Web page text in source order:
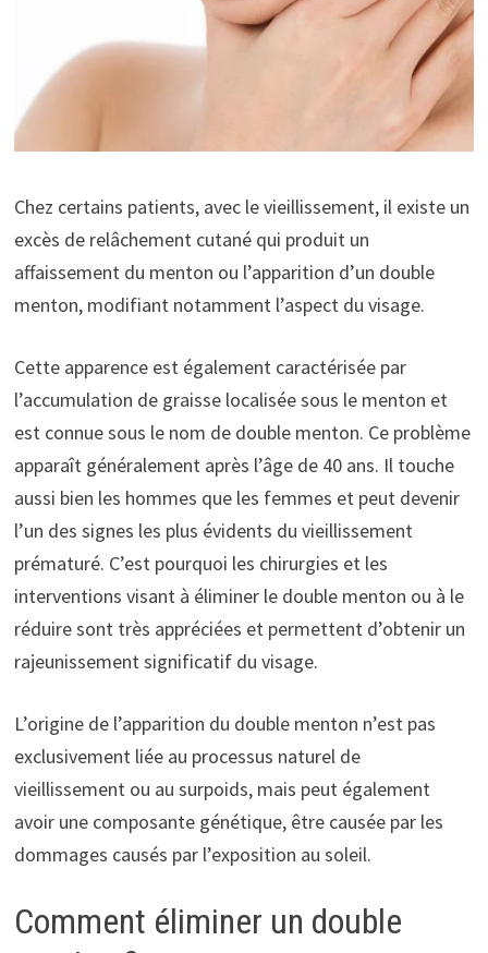
Chez certains patients, avec le vieillissement, il existe un
excès de relâchement cutané qui produit un
affaissement du menton ou l’apparition d’un double
menton, modifiant notamment l’aspect du visage.
Cette apparence est également caractérisée par
l’accumulation de graisse localisée sous le menton et
est connue sous le nom de double menton. Ce problème
apparaît généralement après l’âge de 40 ans. Il touche
aussi bien les hommes que les femmes et peut devenir
l’un des signes les plus évidents du vieillissement
prématuré. C’est pourquoi les chirurgies et les
interventions visant à éliminer le double menton ou à le
réduire sont très appréciées et permettent d’obtenir un
rajeunissement significatif du visage.
L’origine de l’apparition du double menton n’est pas
exclusivement liée au processus naturel de
vieillissement ou au surpoids, mais peut également
avoir une composante génétique, être causée par les
dommages causés par l’exposition au soleil.
Comment éliminer un double